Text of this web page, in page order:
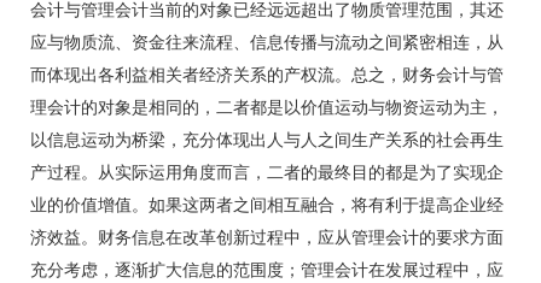
会计与管理会计当前的对象已经远远超出了物质管理范围，其还
应与物质流、资金往来流程、信息传播与流动之间紧密相连，从
而体现出各利益相关者经济关系的产权流。总之，财务会计与管
理会计的对象是相同的，二者都是以价值运动与物资运动为主，
以信息运动为桥梁，充分体现出人与人之间生产关系的社会再生
产过程。从实际运用角度而言，二者的最终目的都是为了实现企
业的价值增值。如果这两者之间相互融合，将有利于提高企业经
济效益。财务信息在改革创新过程中，应从管理会计的要求方面
充分考虑，逐渐扩大信息的范围度；管理会计在发展过程中，应